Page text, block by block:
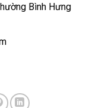
Bình Hưng